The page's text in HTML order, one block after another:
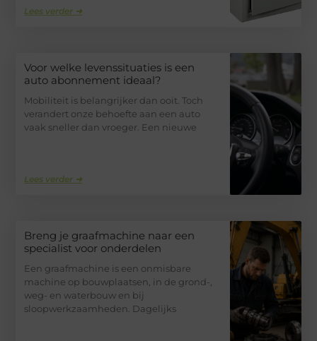
Lees verder ➜
Voor welke levenssituaties is een
auto abonnement ideaal?
Mobiliteit is belangrijker dan ooit. Toch
verandert onze behoefte aan een auto
vaak sneller dan vroeger. Een nieuwe
Lees verder ➜
Breng je graafmachine naar een
specialist voor onderdelen
Een graafmachine is een onmisbare
machine op bouwplaatsen, in de grond-,
weg- en waterbouw en bij
sloopwerkzaamheden. Dagelijks